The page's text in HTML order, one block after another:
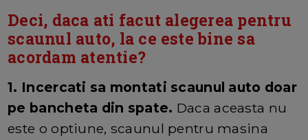
Deci, daca ati facut alegerea pentru
scaunul auto, la ce este bine sa
acordam atentie?
1. Incercati sa montati scaunul auto doar
pe bancheta din spate. Daca aceasta nu
este o optiune, scaunul pentru masina